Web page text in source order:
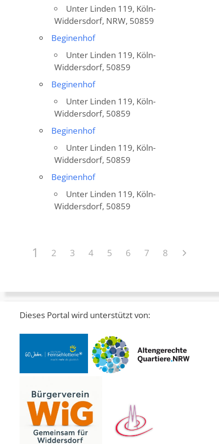
Unter Linden 119, Köln-
Widdersdorf, NRW, 50859
Beginenhof
Unter Linden 119, Köln-
Widdersdorf, 50859
Beginenhof
Unter Linden 119, Köln-
Widdersdorf, 50859
Beginenhof
Unter Linden 119, Köln-
Widdersdorf, 50859
Beginenhof
Unter Linden 119, Köln-
Widdersdorf, 50859
1 2 3 4 5 6 7 8
Dieses Portal wird unterstützt von: